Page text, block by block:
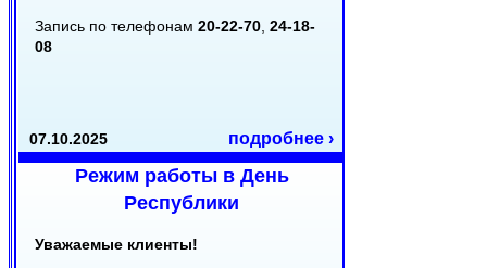
Запись по телефонам 20-22-70 24-18-
08
07.10.2025 подробнее ›
Режим работы в День
Республики
Уважаемые клиенты!